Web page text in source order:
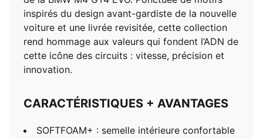
inspirés du design avant-gardiste de la nouvelle
voiture et une livrée revisitée, cette collection
rend hommage aux valeurs qui fondent l’ADN de
cette icône des circuits : vitesse, précision et
innovation.
CARACTÉRISTIQUES + AVANTAGES
SOFTFOAM+ : semelle intérieure confortable